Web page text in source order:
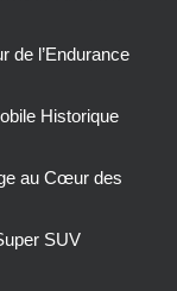
de l’Endurance
Historique
au Cœur des
SUV